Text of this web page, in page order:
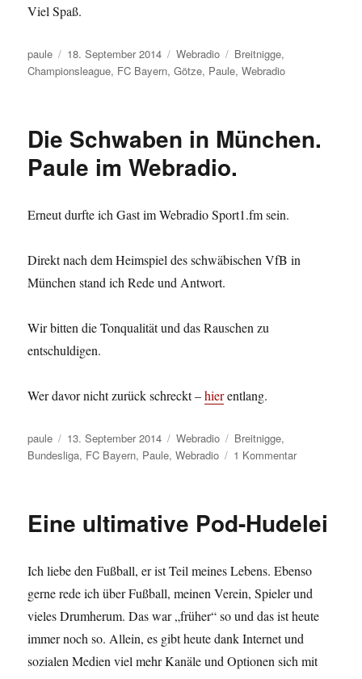
Viel Spaß.
Autor
paule
Veröffentlicht
am
18. September 2014 Kategorien
Webradio Schlagwörter
Breitnigge,
Championsleague, FC Bayern,Götze, Paule,Webradio
Die Schwaben in München.
Paule im Webradio.
Erneut durfte ich Gast im Webradio Sport1.fm sein.
Direkt nach dem Heimspiel des schwäbischen VfB in
München stand ich Rede und Antwort.
Wir bitten die Tonqualität und das Rauschen zu
entschuldigen.
Wer davor nicht zurück schreckt –hierentlang.
Autor
paule
Veröffentlicht
am
13. September 2014 Kategorien
Webradio Schlagwörter
Breitnigge,
Bundesliga, FC Bayern, Paule,Webradio 1 Kommentarzu
München.
Webradio.
Eine ultimative Pod-Hudelei
Ich liebe den Fußball, er ist Teil meines Lebens. Ebenso
gerne rede ich über Fußball, meinen Verein, Spieler und
vieles Drumherum. Das war „früher“ so und das ist heute
immer noch so. Allein, es gibt heute dank Internet und
sozialen Medien viel mehr Kanäle und Optionen sich mit